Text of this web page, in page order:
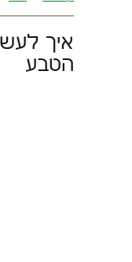
איך
הטבע